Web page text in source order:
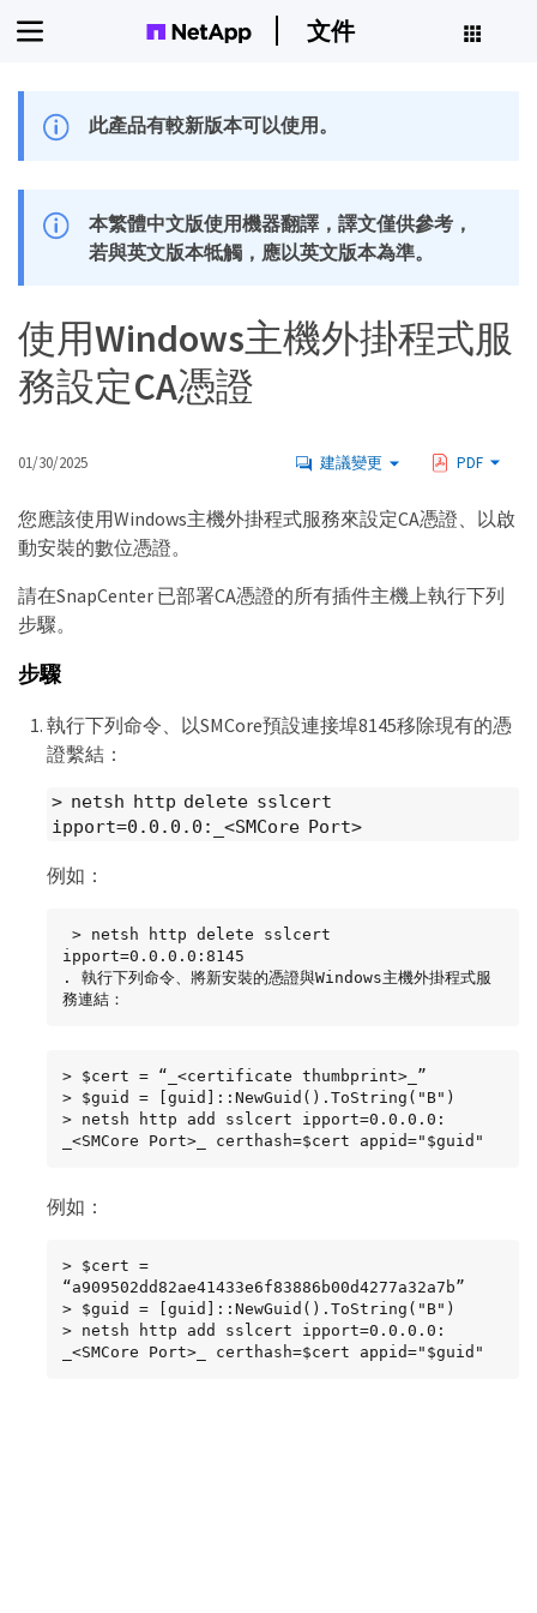
文件
此產品有較新版本可以使用。
本繁體中文版使用機器翻譯，譯文僅供參考，
若與英文版本牴觸，應以英文版本為準。
使用Windows主機外掛程式服
務設定CA憑證
01/30/2025 建議變更 PDF
您應該使用Windows主機外掛程式服務來設定CA憑證、以啟
動安裝的數位憑證。
請在SnapCenter 已部署CA憑證的所有插件主機上執行下列
步驟。
步驟
執行下列命令、以SMCore預設連接埠8145移除現有的憑
證繫結：
> netsh http delete sslcert
ipport=0.0.0.0:_<SMCore Port>
例如：
ipport=0.0.0.0:8145
. 執行下列命令、將新安裝的憑證與Windows主機外掛程式服
務連結：
> $cert = “_<certificate thumbprint>_”
> $guid = [guid]::NewGuid().ToString("B")
> netsh http add sslcert ipport=0.0.0.0:
_<SMCore Port>_ certhash=$cert appid="$guid"
例如：
> $cert =
“a909502dd82ae41433e6f83886b00d4277a32a7b”
> $guid = [guid]::NewGuid().ToString("B")
> netsh http add sslcert ipport=0.0.0.0:
_<SMCore Port>_ certhash=$cert appid="$guid"